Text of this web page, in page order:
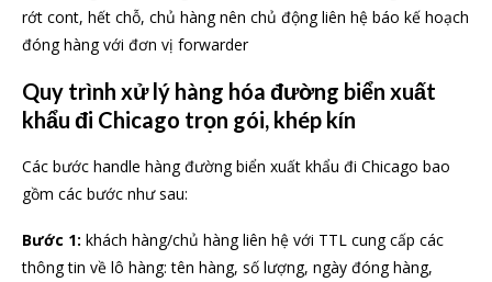
rớt cont, hết chỗ, chủ hàng nên chủ động liên hệ báo kế hoạch
đóng hàng với đơn vị forwarder
Quy trình xử lý hàng hóa đường biển xuất
khẩu đi Chicago trọn gói, khép kín
Các bước handle hàng đường biển xuất khẩu đi Chicago bao
gồm các bước như sau:
Bước 1: khách hàng/chủ hàng liên hệ với TTL cung cấp các
thông tin về lô hàng: tên hàng, số lượng, ngày đóng hàng,